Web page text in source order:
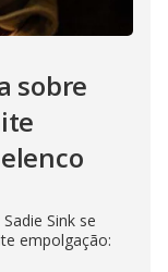
sobre
Sink se
empolgação: